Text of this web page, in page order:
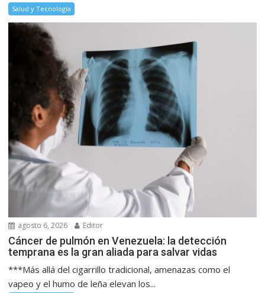
Salud y Tecnología
agosto 6, 2026 Editor
Cáncer de pulmón en Venezuela: la detección
temprana es la gran aliada para salvar vidas
***Más allá del cigarrillo tradicional, amenazas como el
vapeo y el humo de leña elevan los...